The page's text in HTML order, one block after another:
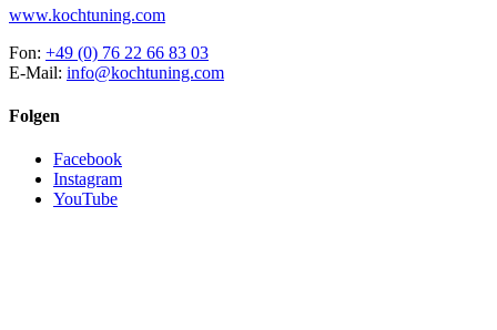
www.kochtuning.com
Fon: +49 (0) 76 22 66 83 03
E-Mail: info@kochtuning.com
Folgen
Facebook
Instagram
YouTube